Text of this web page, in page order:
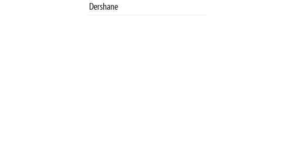
Dershane